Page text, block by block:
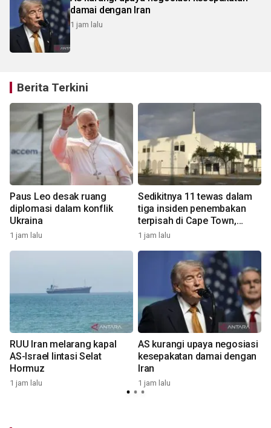
damai dengan Iran
1 jam lalu
Berita Terkini
Paus Leo desak ruang
diplomasi dalam konflik
Ukraina
1 jam lalu
Sedikitnya 11 tewas dalam
tiga insiden penembakan
terpisah di Cape Town,
Afsel
1 jam lalu
RUU Iran melarang kapal
AS-Israel lintasi Selat
Hormuz
1 jam lalu
AS kurangi upaya negosiasi
kesepakatan damai dengan
Iran
1 jam lalu